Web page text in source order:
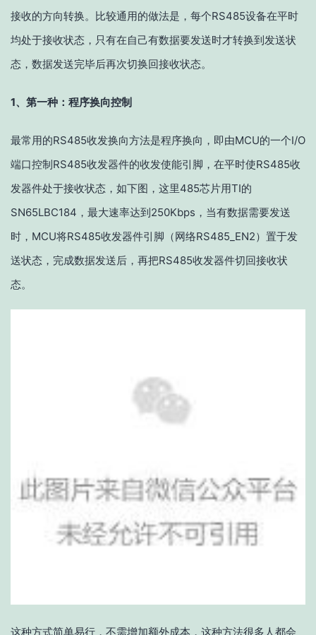
接收的方向转换。比较通用的做法是，每个RS485设备在平时
均处于接收状态，只有在自己有数据要发送时才转换到发送状
态，数据发送完毕后再次切换回接收状态。
1、第一种：程序换向控制
最常用的RS485收发换向方法是程序换向，即由MCU的一个I/O
端口控制RS485收发器件的收发使能引脚，在平时使RS485收
发器件处于接收状态，如下图，这里485芯片用TI的
SN65LBC184，最大速率达到250Kbps，当有数据需要发送
时，MCU将RS485收发器件引脚（网络RS485_EN2）置于发
送状态，完成数据发送后，再把RS485收发器件切回接收状
态。
这种方式简单易行，不需增加额外成本，这种方法很多人都会